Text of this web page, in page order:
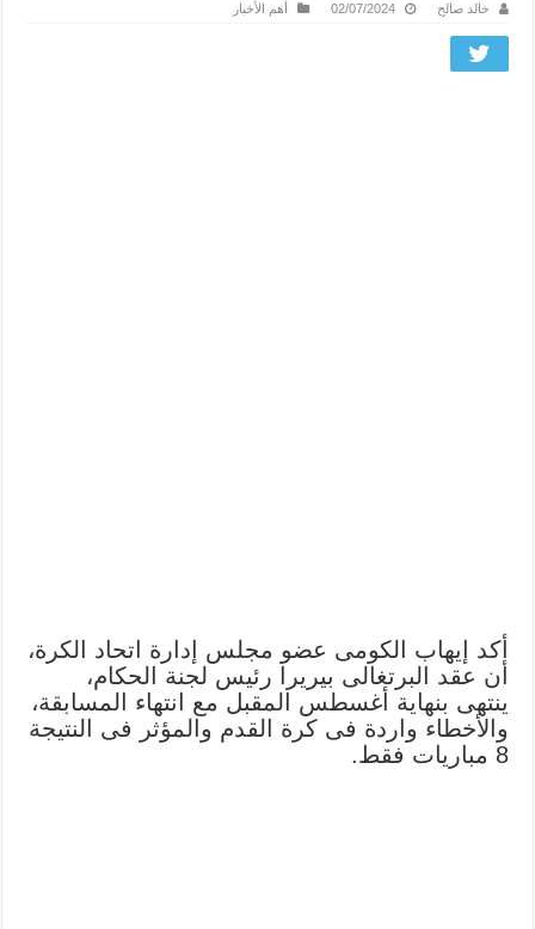
خالد صالح 02/07/2024 أهم الأخبار
أكد إيهاب الكومى عضو مجلس إدارة اتحاد الكرة،
أن عقد البرتغالى بيريرا رئيس لجنة الحكام،
ينتهى بنهاية أغسطس المقبل مع انتهاء المسابقة،
والأخطاء واردة فى كرة القدم والمؤثر فى النتيجة
8 مباريات فقط.